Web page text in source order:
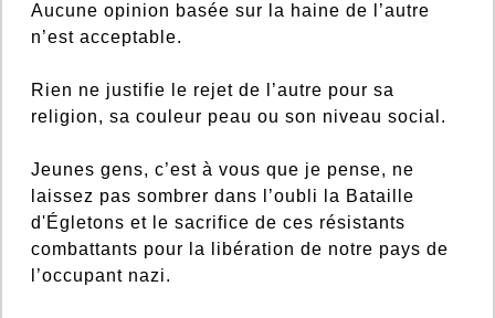
Aucune opinion basée sur la haine de l’autre
n’est acceptable.
Rien ne justifie le rejet de l’autre pour sa
religion, sa couleur peau ou son niveau social.
Jeunes gens, c’est à vous que je pense, ne
laissez pas sombrer dans l’oubli la Bataille
d'Égletons et le sacrifice de ces résistants
combattants pour la libération de notre pays de
l’occupant nazi.